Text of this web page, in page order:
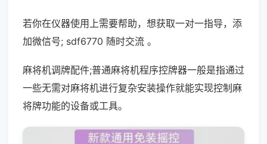
若你在仪器使用上需要帮助，想获取一对一指导，添
加微信号; sdf6770 随时交流 。
麻将机调牌配件;普通麻将机程序控牌器一般是指通过
一些无需对麻将机进行复杂安装操作就能实现控制麻
将牌功能的设备或工具。